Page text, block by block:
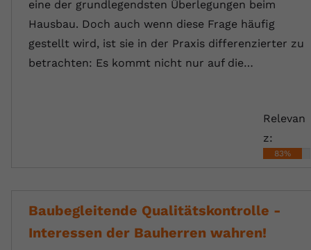
eine der grundlegendsten Überlegungen beim
Hausbau. Doch auch wenn diese Frage häufig
gestellt wird, ist sie in der Praxis differenzierter zu
betrachten: Es kommt nicht nur auf die…
Relevan
z:
83%
Baubegleitende Qualitätskontrolle -
Interessen der Bauherren wahren!